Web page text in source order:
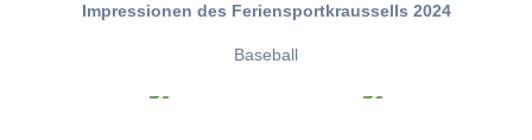
Impressionen des Feriensportkraussells 2024
Baseball